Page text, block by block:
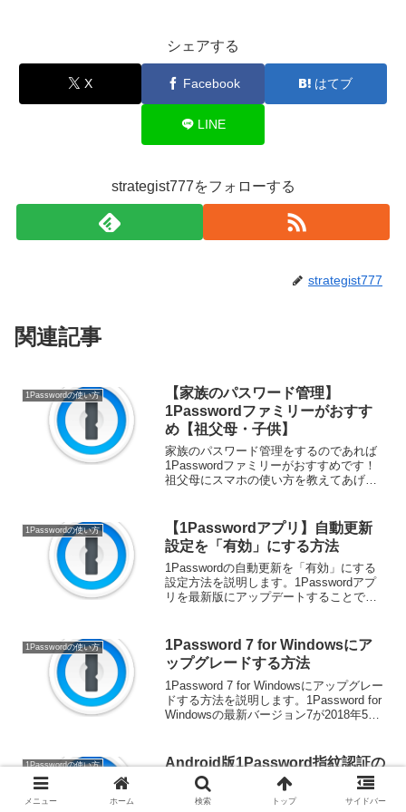
シェアする
X Facebook はてブ
LINE
strategist777をフォローする
strategist777
関連記事
1Passwordの使い方
【家族のパスワード管理】
1Passwordファミリーがおすす
め【祖父母・子供】
家族のパスワード管理をするのであれば
1Passwordファミリーがおすすめです！
祖父母にスマホの使い方を教えてあげた
行うべきです。その理由を踏まえ、
1Passw...
1Passwordの使い方
【1Passwordアプリ】自動更新
設定を「有効」にする方法
1Passwordの自動更新を「有効」にする
設定方法を説明します。1Passwordアプ
リを最新版にアップデートすることで、
設定方法を説明していきます。 公式価格
よ...
1Passwordの使い方
1Password 7 for Windowsにア
ップグレードする方法
1Password 7 for Windowsにアップグレー
ドする方法を説明します。1Password for
Windowsの最新バージョン7が2018年5月
1Passwordの使い方
Android版1Password指紋認証の
設定【セキュリティの仕組み】
Android端末の1Passwordを使い、指紋認
メニュー ホーム 検索 トップ サイドバー